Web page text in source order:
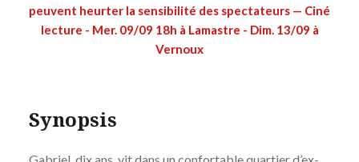
peuvent heurter la sensibilité des spectateurs — Ciné
lecture - Mer. 09/09 18h à Lamastre - Dim. 13/09 à
Vernoux
Synopsis